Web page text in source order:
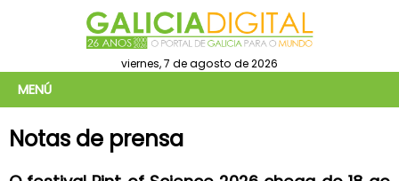
viernes, 7 de agosto de 2026
MENÚ
Notas de prensa